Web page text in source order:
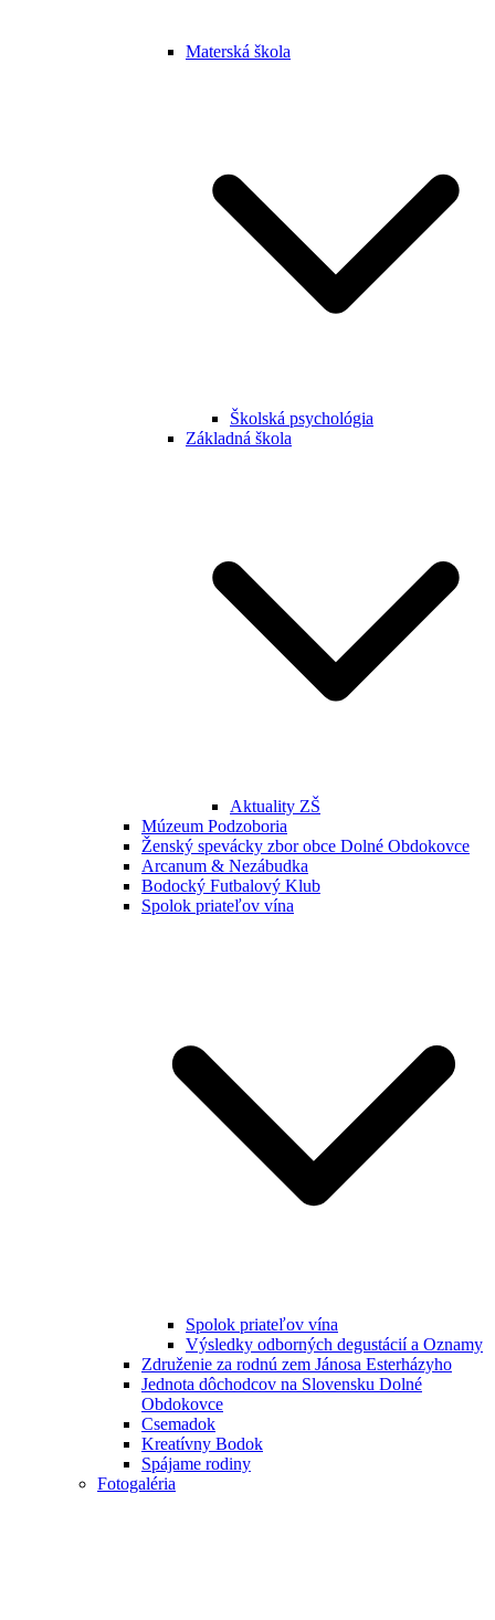
Materská škola
Školská psychológia
Základná škola
Aktuality ZŠ
Múzeum Podzoboria
Ženský spevácky zbor obce Dolné Obdokovce
Arcanum & Nezábudka
Bodocký Futbalový Klub
Spolok priateľov vína
Spolok priateľov vína
Výsledky odborných degustácií a Oznamy
Združenie za rodnú zem Jánosa Esterházyho
Jednota dôchodcov na Slovensku Dolné
Obdokovce
Csemadok
Kreatívny Bodok
Spájame rodiny
Fotogaléria